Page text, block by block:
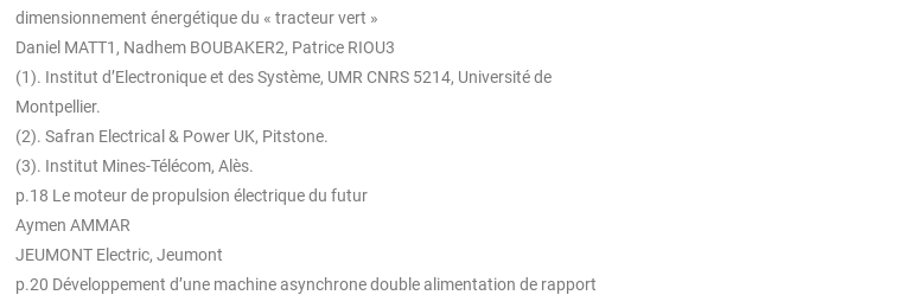
dimensionnement énergétique du « tracteur vert »
Daniel MATT1, Nadhem BOUBAKER2, Patrice RIOU3
(1). Institut d’Electronique et des Système, UMR CNRS 5214, Université de
Montpellier.
(2). Safran Electrical & Power UK, Pitstone.
(3). Institut Mines-Télécom, Alès.
p.18 Le moteur de propulsion électrique du futur
Aymen AMMAR
JEUMONT Electric, Jeumont
p.20 Développement d’une machine asynchrone double alimentation de rapport